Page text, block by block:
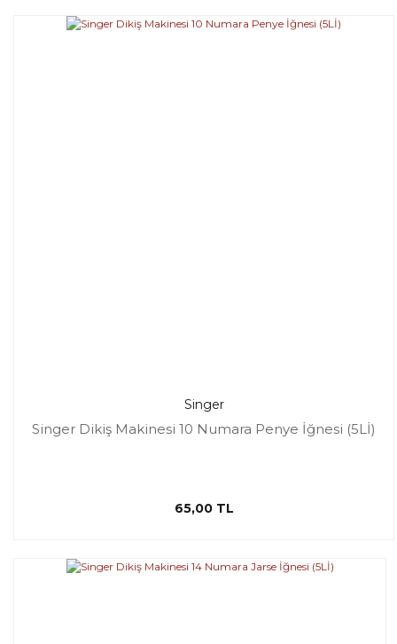
Singer
Singer Dikiş Makinesi 10 Numara Penye İğnesi (5Lİ)
65,00 TL